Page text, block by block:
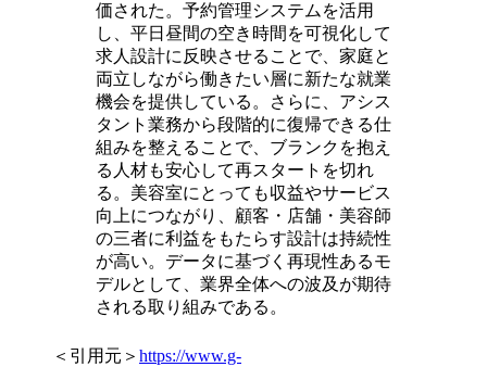
価された。予約管理システムを活用
し、平日昼間の空き時間を可視化して
求人設計に反映させることで、家庭と
両立しながら働きたい層に新たな就業
機会を提供している。さらに、アシス
タント業務から段階的に復帰できる仕
組みを整えることで、ブランクを抱え
る人材も安心して再スタートを切れ
る。美容室にとっても収益やサービス
向上につながり、顧客・店舗・美容師
の三者に利益をもたらす設計は持続性
が高い。データに基づく再現性あるモ
デルとして、業界全体への波及が期待
される取り組みである。
＜引用元＞ https://www.g-